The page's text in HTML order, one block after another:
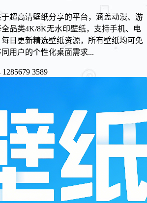
超高清壁纸分享的平台，涵盖动漫、游
品类4K/8K无水印壁纸，支持手机、电
日更新精选壁纸资源，所有壁纸均可免
用户的个性化桌面需求...
1285679 3589